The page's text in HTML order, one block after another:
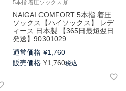
NAIGAI COMFORT 5本指 着圧
ソックス【ハイソックス】 レデ
ィース 日本製 【365日最短翌日
発送】90301029
通常価格 ¥1,760
販売価格 ¥1,760税込